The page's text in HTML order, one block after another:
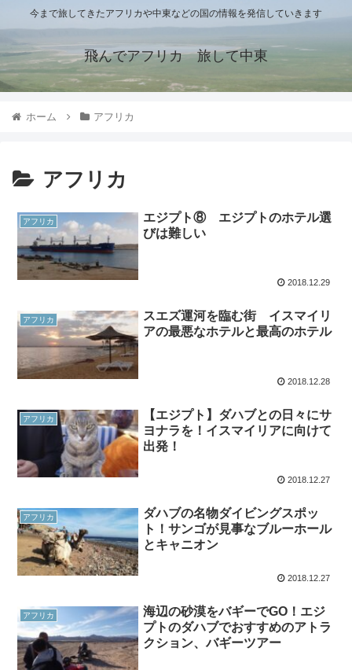
今まで旅してきたアフリカや中東などの国の情報を発信していきます
飛んでアフリカ 旅して中東
ホーム アフリカ
アフリカ
アフリカ
エジプト⑧ エジプトのホテル選
びは難しい
2018.12.29
アフリカ
スエズ運河を臨む街 イスマイリ
アの最悪なホテルと最高のホテル
2018.12.28
アフリカ
【エジプト】ダハブとの日々にサ
ヨナラを！イスマイリアに向けて
出発！
2018.12.27
アフリカ
ダハブの名物ダイビングスポッ
ト！サンゴが見事なブルーホール
とキャニオン
2018.12.27
アフリカ
海辺の砂漠をバギーでGO！エジ
プトのダハブでおすすめのアトラ
クション、バギーツアー